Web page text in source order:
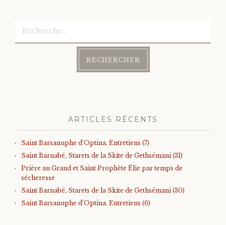
ARTICLES RÉCENTS
Saint Barsanuphe d’Optina. Entretiens (7)
Saint Barnabé, Starets de la Skite de Gethsémani (31)
Prière au Grand et Saint Prophète Élie par temps de
sécheresse
Saint Barnabé, Starets de la Skite de Gethsémani (30)
Saint Barsanuphe d’Optina. Entretiens (6)